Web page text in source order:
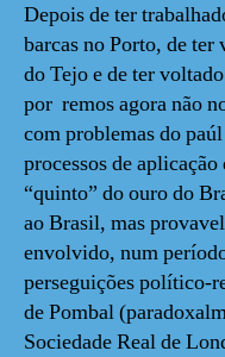
Depois de ter
barcas no Porto, de
do Tejo e de ter
por remos agora não
com problemas do
processos de
“quinto” do ouro do
ao Brasil, mas
envolvido, num
perseguições político-
de Pombal
Sociedade Real de